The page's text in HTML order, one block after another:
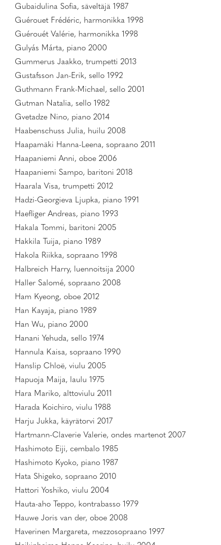
Gubaidulina Sofia, säveltäjä 1987
Guérouet Frédéric, harmonikka 1998
Guérouét Valérie, harmonikka 1998
Gulyás Márta, piano 2000
Gummerus Jaakko, trumpetti 2013
Gustafsson Jan-Erik, sello 1992
Guthmann Frank-Michael, sello 2001
Gutman Natalia, sello 1982
Gvetadze Nino, piano 2014
Haabenschuss Julia, huilu 2008
Haapamäki Hanna-Leena, sopraano 2011
Haapaniemi Anni, oboe 2006
Haapaniemi Sampo, baritoni 2018
Haarala Visa, trumpetti 2012
Hadzi-Georgieva Ljupka, piano 1991
Haefliger Andreas, piano 1993
Hakala Tommi, baritoni 2005
Hakkila Tuija, piano 1989
Hakola Riikka, sopraano 1998
Halbreich Harry, luennoitsija 2000
Haller Salomé, sopraano 2008
Ham Kyeong, oboe 2012
Han Kayaja, piano 1989
Han Wu, piano 2000
Hanani Yehuda, sello 1974
Hannula Kaisa, sopraano 1990
Hanslip Chloë, viulu 2005
Hapuoja Maija, laulu 1975
Hara Mariko, alttoviulu 2011
Harada Koichiro, viulu 1988
Harju Jukka, käyrätorvi 2017
Hartmann-Claverie Valerie, ondes martenot 2007
Hashimoto Eiji, cembalo 1985
Hashimoto Kyoko, piano 1987
Hata Shigeko, sopraano 2010
Hattori Yoshiko, viulu 2004
Hauta-aho Teppo, kontrabasso 1979
Hauwe Joris van der, oboe 2008
Haverinen Margareta, mezzosopraano 1997